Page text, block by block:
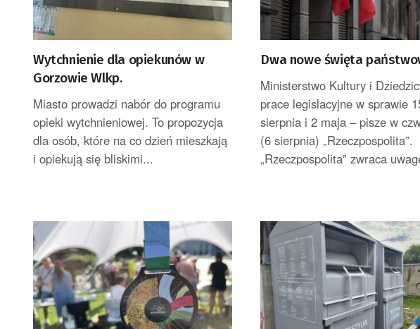
Wytchnienie dla opiekunów w
Gorzowie Wlkp.
Miasto prowadzi nabór do programu
opieki wytchnieniowej. To propozycja
dla osób, które na co dzień mieszkają
i opiekują się bliskimi...
Dwa nowe święta
Ministerstwo Kultury i
prace legislacyjne w sprawie
sierpnia i 2 maja – pisze w
(6 sierpnia) „Rzeczpospolita”.
„Rzeczpospolita” zwraca